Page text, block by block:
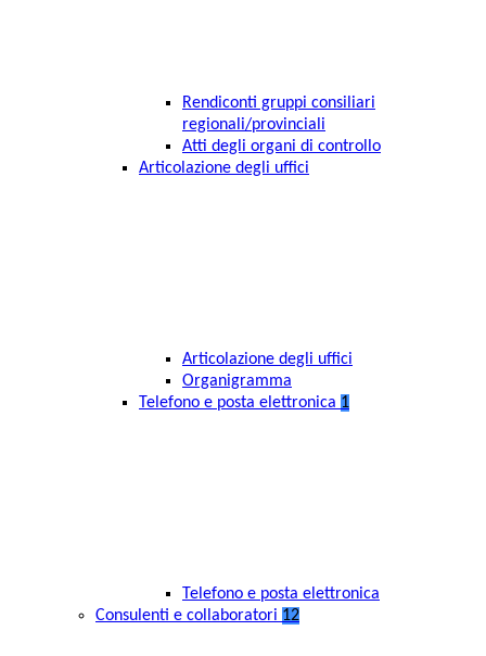
Rendiconti gruppi consiliari
regionali/provinciali
Atti degli organi di controllo
Articolazione degli uffici
Articolazione degli uffici
Organigramma
Telefono e posta elettronica 1
Telefono e posta elettronica
Consulenti e collaboratori 12